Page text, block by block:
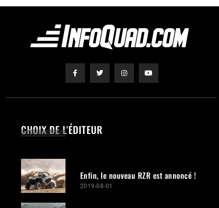
CHOIX DE L'ÉDITEUR
Enfin, le nouveau RZR est annoncé !
2019-08-01